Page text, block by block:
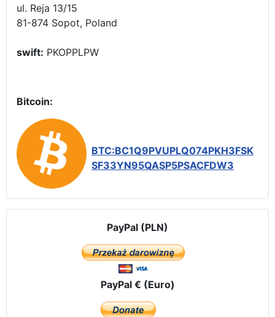
ul. Reja 13/15
81-874 Sopot, Poland
swift: PKOPPLPW
Bitcoin:
BTC:BC1Q9PVUPLQ074PKH3FSK
SF33YN95QASP5PSACFDW3
PayPal (PLN)
PayPal € (Euro)